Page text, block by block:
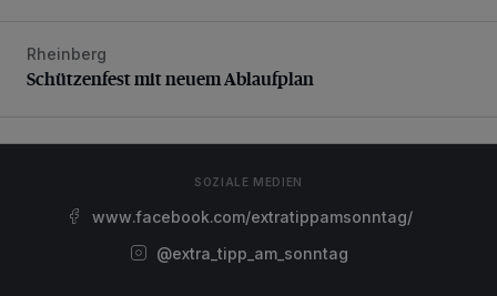
Schützenfest mit neuem Ablaufplan
Rheinberg
Schützenfest mit neuem Ablaufplan
SOZIALE MEDIEN
www.facebook.com/extratippamsonntag/
@extra_tipp_am_sonntag